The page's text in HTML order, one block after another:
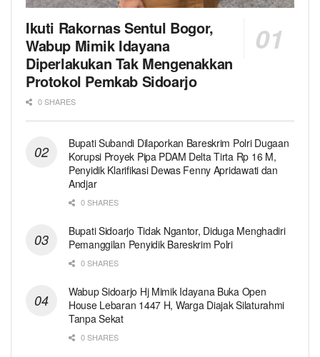
Ikuti Rakornas Sentul Bogor,
Wabup Mimik Idayana
Diperlakukan Tak Mengenakkan
Protokol Pemkab Sidoarjo
0 SHARES
Bupati Subandi Dilaporkan Bareskrim Polri Dugaan
Korupsi Proyek Pipa PDAM Delta Tirta Rp 16 M,
Penyidik Klarifikasi Dewas Fenny Apridawati dan
Andjar
0 SHARES
Bupati Sidoarjo Tidak Ngantor, Diduga Menghadiri
Pemanggilan Penyidik Bareskrim Polri
0 SHARES
Wabup Sidoarjo Hj Mimik Idayana Buka Open
House Lebaran 1447 H, Warga Diajak Silaturahmi
Tanpa Sekat
0 SHARES